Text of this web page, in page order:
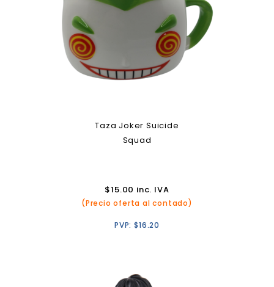
Taza Joker Suicide
Squad
$15.00 inc. IVA
(Precio oferta al contado)
PVP:$16.20